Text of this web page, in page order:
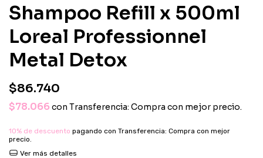
Shampoo Refill x 500ml
Loreal Professionnel
Metal Detox
$86.740
$78.066 con Transferencia: Compra con mejor precio.
10% de descuento pagando con Transferencia: Compra con mejor
precio.
Ver más detalles